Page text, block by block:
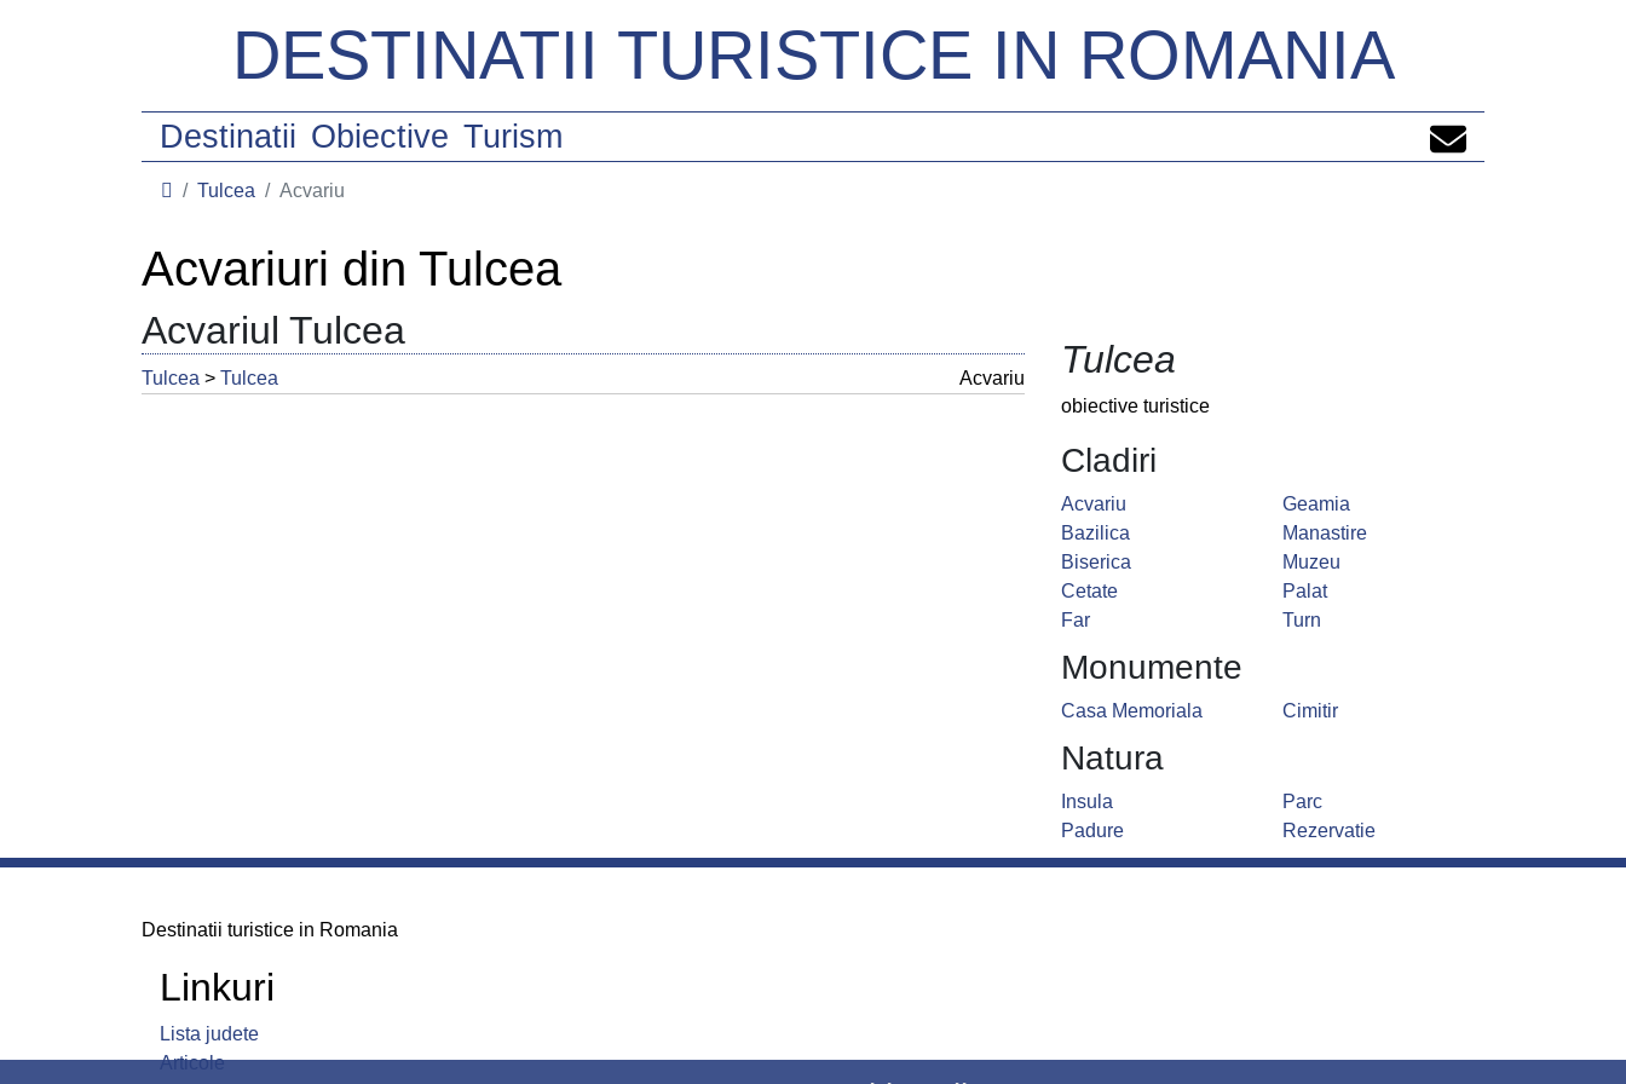
DESTINATII TURISTICE IN ROMANIA
Destinatii Obiective Turism
Tulcea Acvariu
Acvariuri din Tulcea
Acvariul Tulcea
Tulcea > Tulcea Acvariu Tulcea
obiective turistice
Cladiri
Acvariu
Bazilica
Biserica
Cetate
Far
Geamia
Manastire
Muzeu
Palat
Turn
Monumente
Casa Memoriala Cimitir
Natura
Insula
Padure
Parc
Rezervatie
Destinatii turistice in Romania
Linkuri
Lista judete
Articole